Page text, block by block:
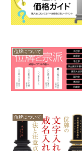
位牌について
位牌について